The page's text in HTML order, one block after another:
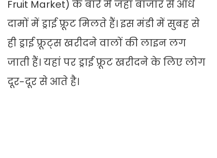
Fruit Market) के बारे में जहां बाजार से आधे
दामों में ड्राई फ्रूट मिलते हैं। इस मंडी में सुबह से
ही ड्राई फ्रूट्स खरीदने वालों की लाइन लग
जाती हैं। यहां पर ड्राई फ्रूट खरीदने के लिए लोग
दूर-दूर से आते है।